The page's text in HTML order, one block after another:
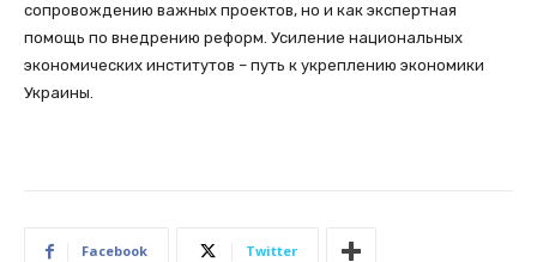
сопровождению важных проектов, но и как экспертная
помощь по внедрению реформ. Усиление национальных
экономических институтов – путь к укреплению экономики
Украины.
Facebook Twitter